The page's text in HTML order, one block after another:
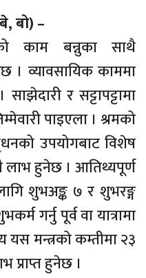
बो) –
काम बन्नुका साथै
। व्यावसायिक काममा
र सट्टापट्टामा
पाइएला । श्रमको
उपयोगबाट विशेष
लाभ हुनेछ । आतिथ्यपूर्ण
शुभअङ्क ७ र शुभरङ्ग
गर्नु पूर्व वा यात्रामा
मन्त्रको कम्तीमा २३
प्राप्त हुनेछ ।